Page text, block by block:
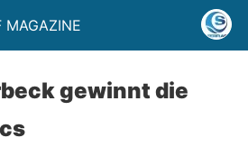
MAGAZINE
gewinnt die